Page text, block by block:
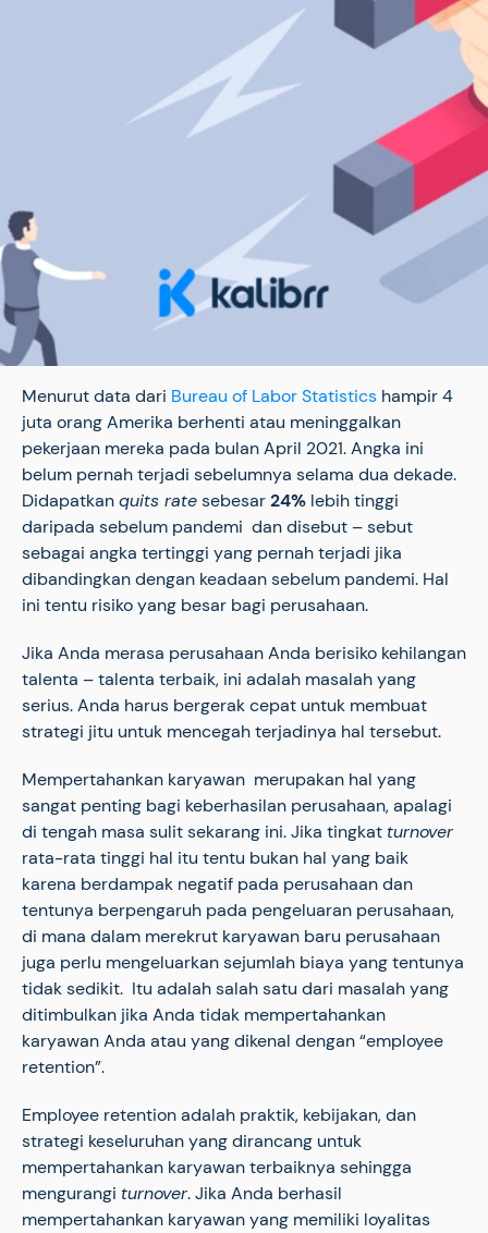
Menurut data dari Bureau of Labor Statistics hampir 4
juta orang Amerika berhenti atau meninggalkan
pekerjaan mereka pada bulan April 2021. Angka ini
belum pernah terjadi sebelumnya selama dua dekade.
Didapatkanquits ratesebesar24% lebih tinggi
daripada sebelum pandemi dan disebut – sebut
sebagai angka tertinggi yang pernah terjadi jika
dibandingkan dengan keadaan sebelum pandemi. Hal
ini tentu risiko yang besar bagi perusahaan.
Jika Anda merasa perusahaan Anda berisiko kehilangan
talenta – talenta terbaik, ini adalah masalah yang
serius. Anda harus bergerak cepat untuk membuat
strategi jitu untuk mencegah terjadinya hal tersebut.
Mempertahankan karyawan merupakan hal yang
sangat penting bagi keberhasilan perusahaan, apalagi
di tengah masa sulit sekarang ini. Jika tingkat turnover
rata-rata tinggi hal itu tentu bukan hal yang baik
karena berdampak negatif pada perusahaan dan
tentunya berpengaruh pada pengeluaran perusahaan,
di mana dalam merekrut karyawan baru perusahaan
juga perlu mengeluarkan sejumlah biaya yang tentunya
tidak sedikit. Itu adalah salah satu dari masalah yang
ditimbulkan jika Anda tidak mempertahankan
karyawan Anda atau yang dikenal dengan “employee
retention”.
Employee retention adalah praktik, kebijakan, dan
strategi keseluruhan yang dirancang untuk
mempertahankan karyawan terbaiknya sehingga
mengurangi turnover. Jika Anda berhasil
mempertahankan karyawan yang memiliki loyalitas